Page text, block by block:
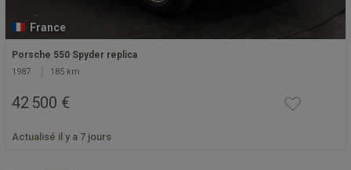
France
Porsche 550 Spyder replica
1987 185 km
42 500 €
Actualisé il y a 7 jours